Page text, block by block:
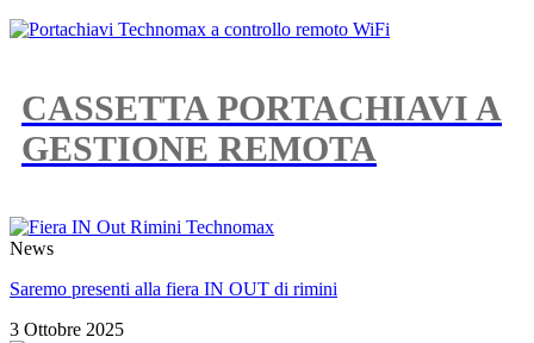
CASSETTA PORTACHIAVI A
GESTIONE REMOTA
News
Saremo presenti alla fiera IN OUT di rimini
3 Ottobre 2025